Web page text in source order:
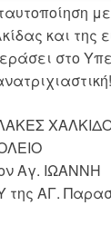
και της
στο
Αγ. ΙΩΑΝΝΗ
ΑΓ.